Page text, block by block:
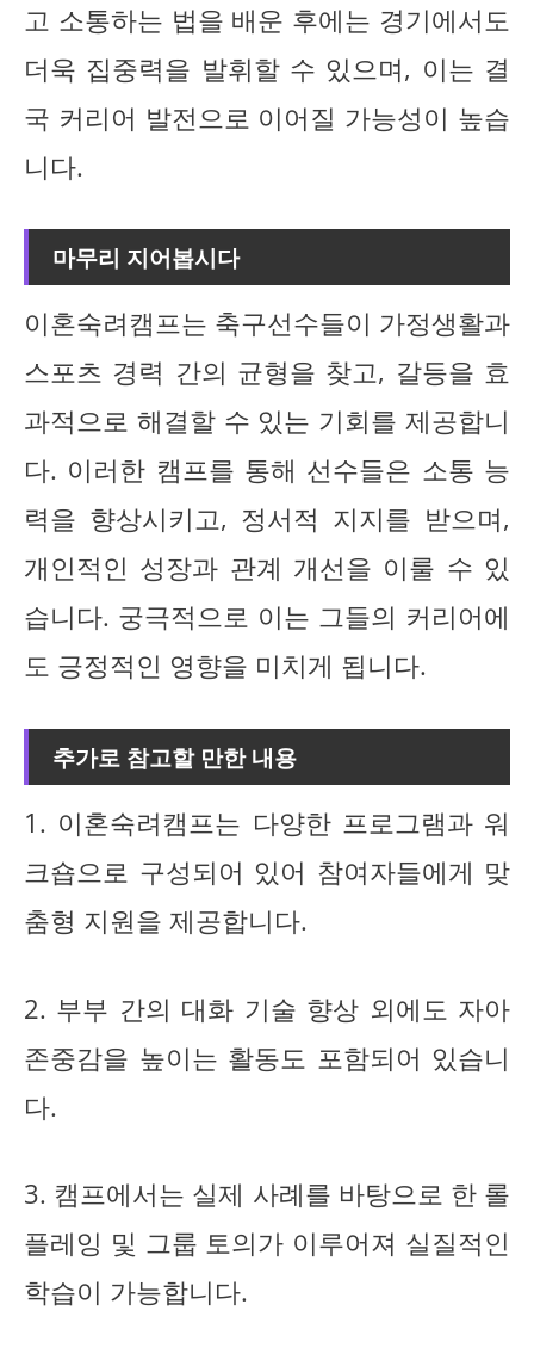
고 소통하는 법을 배운 후에는 경기에서도
더욱 집중력을 발휘할 수 있으며, 이는 결
국 커리어 발전으로 이어질 가능성이 높습
니다.
마무리 지어봅시다
이혼숙려캠프는 축구선수들이 가정생활과
스포츠 경력 간의 균형을 찾고, 갈등을 효
과적으로 해결할 수 있는 기회를 제공합니
다. 이러한 캠프를 통해 선수들은 소통 능
력을 향상시키고, 정서적 지지를 받으며,
개인적인 성장과 관계 개선을 이룰 수 있
습니다. 궁극적으로 이는 그들의 커리어에
도 긍정적인 영향을 미치게 됩니다.
추가로 참고할 만한 내용
1. 이혼숙려캠프는 다양한 프로그램과 워
크숍으로 구성되어 있어 참여자들에게 맞
춤형 지원을 제공합니다.
2. 부부 간의 대화 기술 향상 외에도 자아
존중감을 높이는 활동도 포함되어 있습니
다.
3. 캠프에서는 실제 사례를 바탕으로 한 롤
플레잉 및 그룹 토의가 이루어져 실질적인
학습이 가능합니다.